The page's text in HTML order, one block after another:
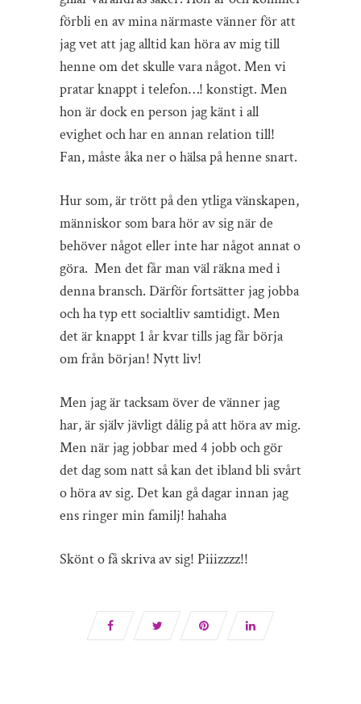
förbli en av mina närmaste vänner för att
jag vet att jag alltid kan höra av mig till
henne om det skulle vara något. Men vi
pratar knappt i telefon…! konstigt. Men
hon är dock en person jag känt i all
evighet och har en annan relation till!
Fan, måste åka ner o hälsa på henne snart.
Hur som, är trött på den ytliga vänskapen,
människor som bara hör av sig när de
behöver något eller inte har något annat o
göra. Men det får man väl räkna med i
denna bransch. Därför fortsätter jag jobba
och ha typ ett socialtliv samtidigt. Men
det är knappt 1 år kvar tills jag får börja
om från början! Nytt liv!
Men jag är tacksam över de vänner jag
har, är själv jävligt dålig på att höra av mig.
Men när jag jobbar med 4 jobb och gör
det dag som natt så kan det ibland bli svårt
o höra av sig. Det kan gå dagar innan jag
ens ringer min familj! hahaha
Skönt o få skriva av sig! Piiizzzz!!